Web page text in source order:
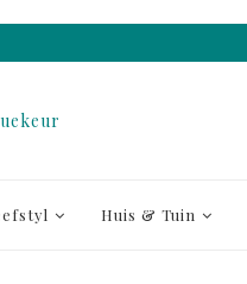
Huis & Tuin